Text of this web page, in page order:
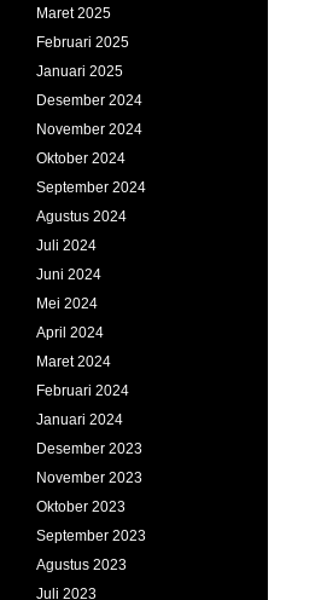
Maret 2025
Februari 2025
Januari 2025
Desember 2024
November 2024
Oktober 2024
September 2024
Agustus 2024
Juli 2024
Juni 2024
Mei 2024
April 2024
Maret 2024
Februari 2024
Januari 2024
Desember 2023
November 2023
Oktober 2023
September 2023
Agustus 2023
Juli 2023